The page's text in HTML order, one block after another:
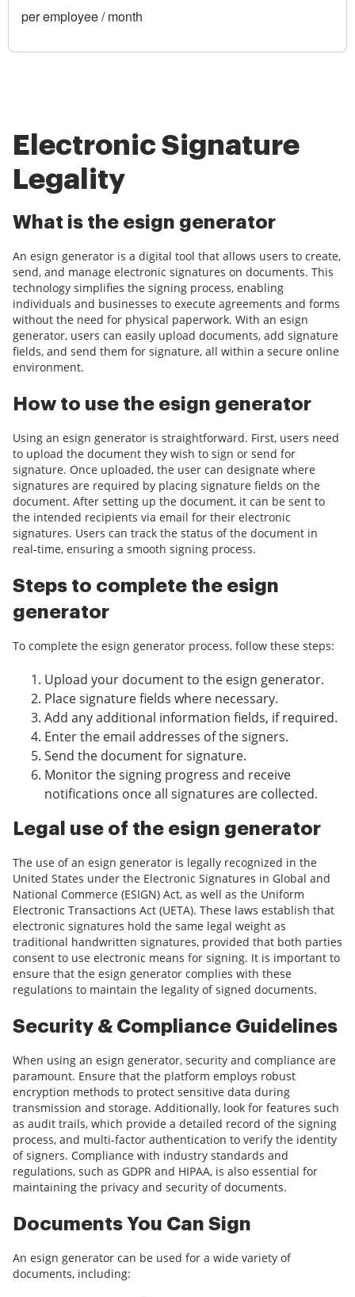
per employee / month
Electronic Signature
Legality
What is the esign generator
An esign generator is a digital tool that allows users to create,
send, and manage electronic signatures on documents. This
technology simplifies the signing process, enabling
individuals and businesses to execute agreements and forms
without the need for physical paperwork. With an esign
generator, users can easily upload documents, add signature
fields, and send them for signature, all within a secure online
environment.
How to use the esign generator
Using an esign generator is straightforward. First, users need
to upload the document they wish to sign or send for
signature. Once uploaded, the user can designate where
signatures are required by placing signature fields on the
document. After setting up the document, it can be sent to
the intended recipients via email for their electronic
signatures. Users can track the status of the document in
real-time, ensuring a smooth signing process.
Steps to complete the esign
generator
To complete the esign generator process, follow these steps:
Upload your document to the esign generator.
Place signature fields where necessary.
Add any additional information fields, if required.
Enter the email addresses of the signers.
Send the document for signature.
Monitor the signing progress and receive
notifications once all signatures are collected.
Legal use of the esign generator
The use of an esign generator is legally recognized in the
United States under the Electronic Signatures in Global and
National Commerce (ESIGN) Act, as well as the Uniform
Electronic Transactions Act (UETA). These laws establish that
electronic signatures hold the same legal weight as
traditional handwritten signatures, provided that both parties
consent to use electronic means for signing. It is important to
ensure that the esign generator complies with these
regulations to maintain the legality of signed documents.
Security & Compliance Guidelines
When using an esign generator, security and compliance are
paramount. Ensure that the platform employs robust
encryption methods to protect sensitive data during
transmission and storage. Additionally, look for features such
as audit trails, which provide a detailed record of the signing
process, and multi-factor authentication to verify the identity
of signers. Compliance with industry standards and
regulations, such as GDPR and HIPAA, is also essential for
maintaining the privacy and security of documents.
Documents You Can Sign
An esign generator can be used for a wide variety of
documents, including: